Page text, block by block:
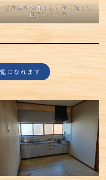
ご家族その暮らしに寄り添った
住まいづくり
になれます